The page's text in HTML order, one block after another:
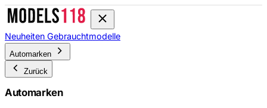
Neuheiten Gebrauchtmodelle
Automarken
Zurück
Automarken